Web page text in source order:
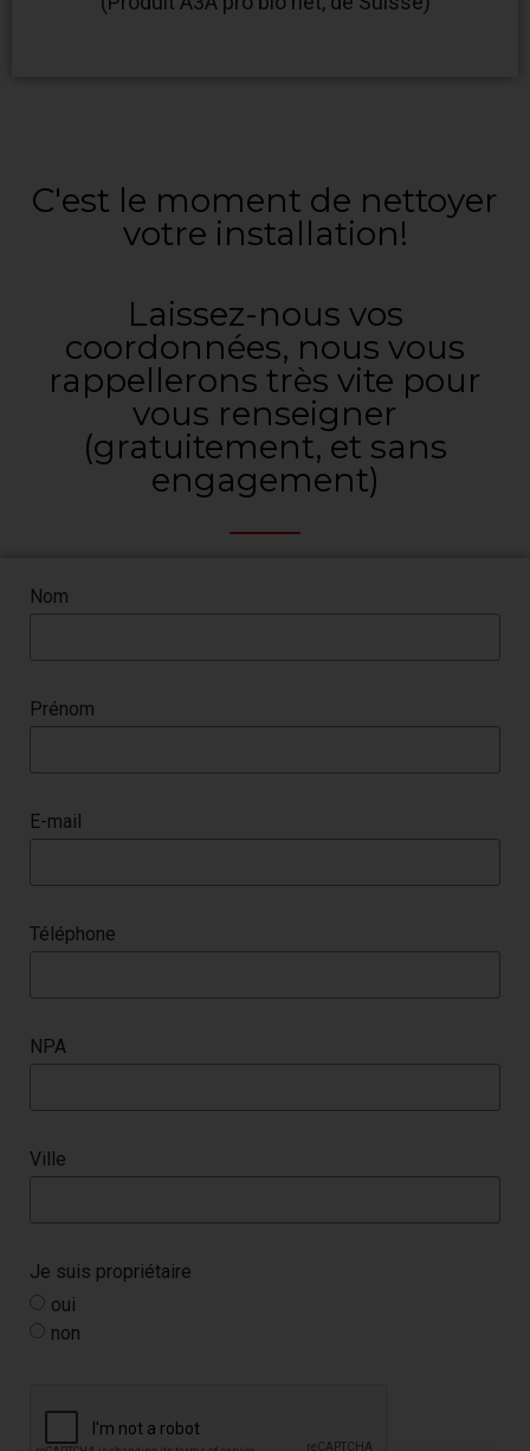
C'est le moment de nettoyer
votre installation!
Laissez-nous vos
coordonnées, nous vous
rappellerons très vite pour
vous renseigner
(gratuitement, et sans
engagement)
Nom
Prénom
E-mail
Téléphone
NPA
Ville
Je suis propriétaire
oui
non